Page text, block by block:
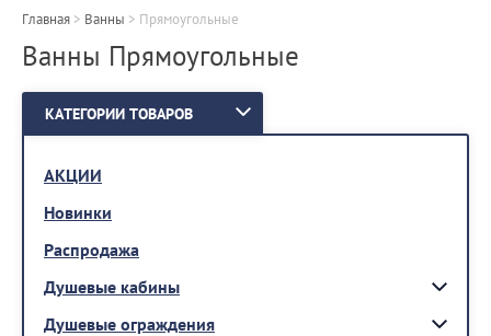
Главная > Ванны > Прямоугольные
Ванны Прямоугольные
КАТЕГОРИИ ТОВАРОВ
АКЦИИ
Новинки
Распродажа
Душевые кабины
Душевые ограждения